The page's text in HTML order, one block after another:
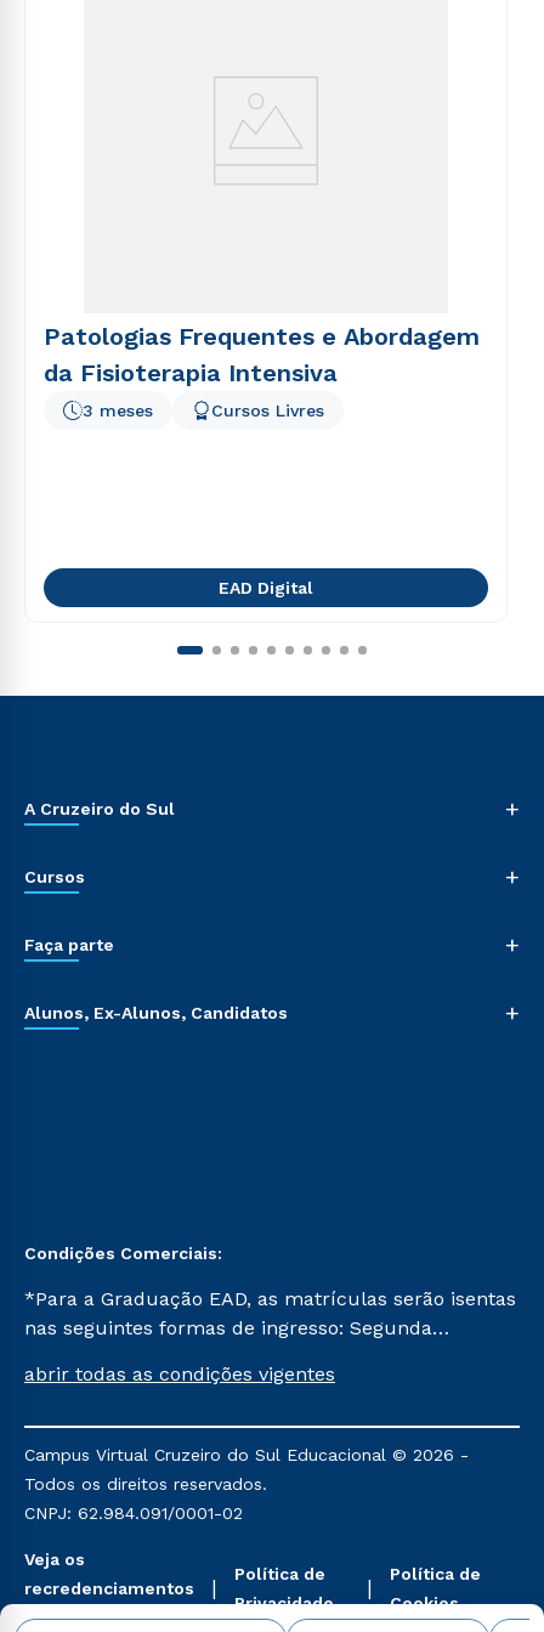
Patologias Frequentes e Abordagem
da Fisioterapia Intensiva
3 meses Cursos Livres
EAD Digital
A Cruzeiro do Sul +
Cursos +
Faça parte +
Alunos, Ex-Alunos, Candidatos +
Condições Comerciais:
*Para a Graduação EAD, as matrículas serão isentas
nas seguintes formas de ingresso: Segunda
Já para as demais, a taxa de matrícula será de R$
mencionadas são referentes aos cursos: Ensino
Religioso, Geografia para a Docência e Metodologia
do Ensino de História: Questões Atuais.
abrir todas as condições vigentes
Campus Virtual Cruzeiro do Sul Educacional © 2026 -
Todos os direitos reservados.
CNPJ: 62.984.091/0001-02
Veja os
recredenciamentos
aqui
Política de
Privacidade
Política de
Cookies